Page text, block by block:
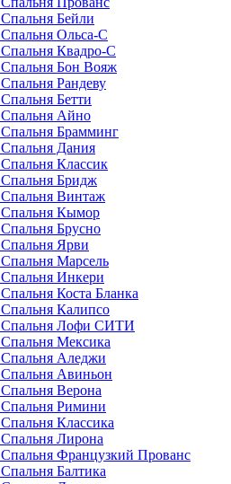
Спальня Бейли
Спальня Ольса-С
Спальня Квадро-С
Спальня Бон Вояж
Спальня Рандеву
Спальня Бетти
Спальня Айно
Спальня Брамминг
Спальня Дания
Спальня Классик
Спальня Бридж
Спальня Винтаж
Спальня Кымор
Спальня Брусно
Спальня Ярви
Спальня Марсель
Спальня Инкери
Спальня Коста Бланка
Спальня Калипсо
Спальня Лофи СИТИ
Спальня Мексика
Спальня Аледжи
Спальня Авиньон
Спальня Верона
Спальня Римини
Спальня Классика
Спальня Лирона
Спальня Французкий Прованс
Спальня Балтика